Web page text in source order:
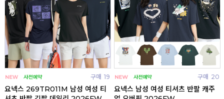
구매 19
요넥스 269TR011M 남성 여성 티
구매 20
요넥스 남성 여성 티셔츠 반팔 캐주